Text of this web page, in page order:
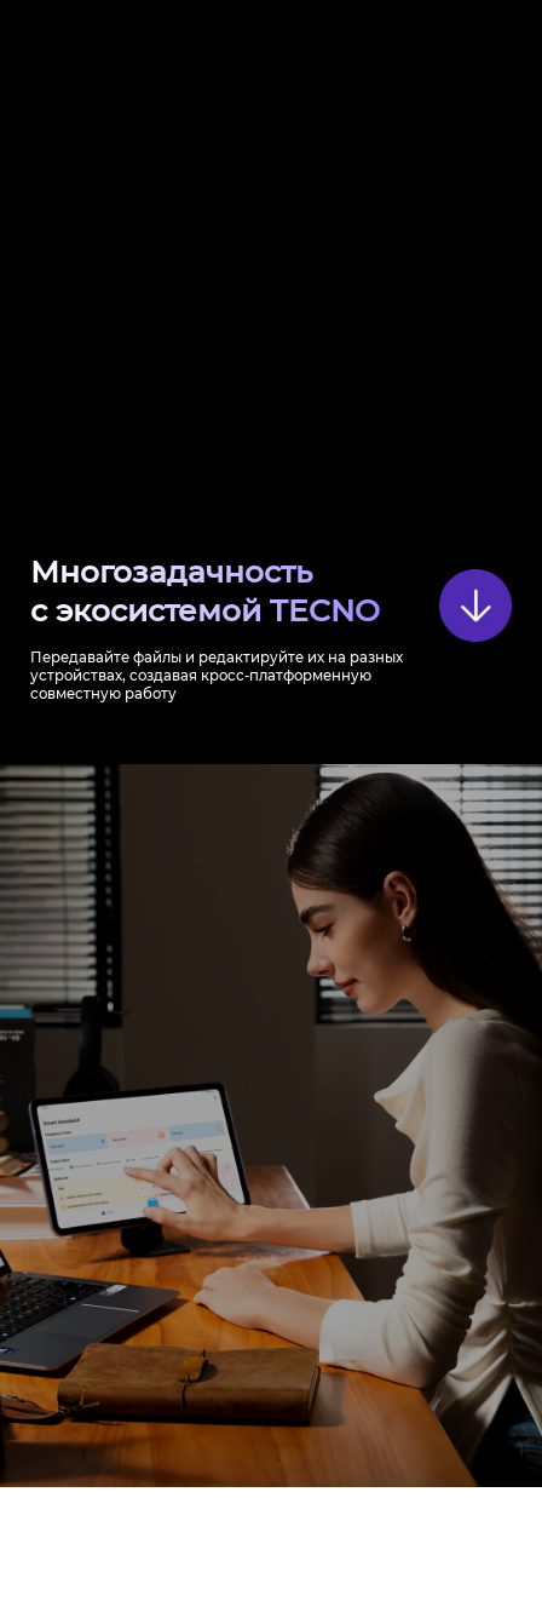
Многозадачность
с экосистемой TECNO
Передавайте файлы и редактируйте их на разных
устройствах, создавая кросс-платформенную
совместную работу